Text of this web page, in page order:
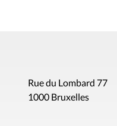
Rue du Lombard 77
1000 Bruxelles